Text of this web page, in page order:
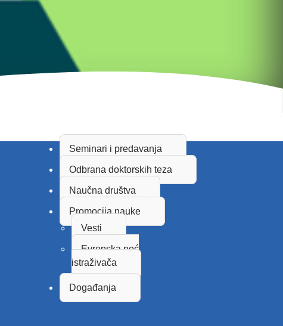
Seminari i predavanja
Odbrana doktorskih teza
Naučna društva
Promocija nauke
Vesti
Evropska noć
istraživača
Događanja